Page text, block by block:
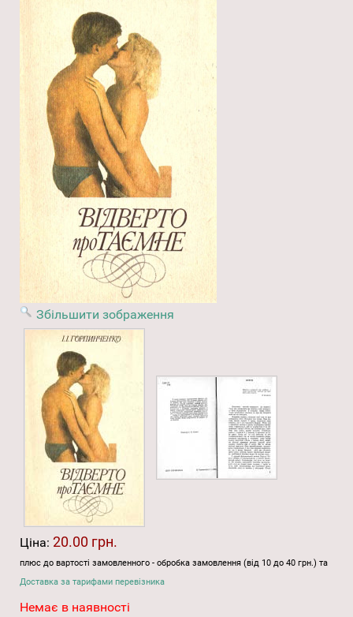
Збільшити зображення
Ціна: 20.00 грн.
плюс до вартості замовленного - обробка замовлення (від 10 до 40 грн.) та
Доставка за тарифами перевізника
Немає в наявності